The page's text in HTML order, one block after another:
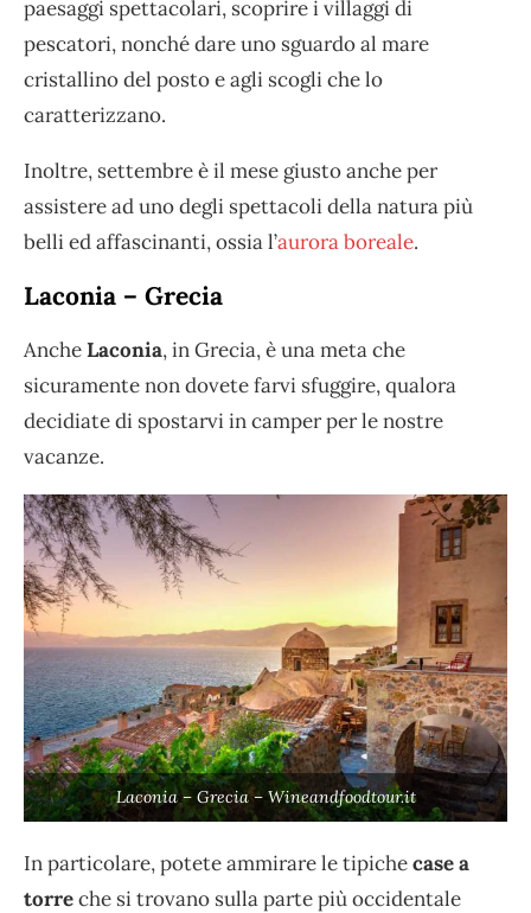
paesaggi spettacolari, scoprire i villaggi di
pescatori, nonché dare uno sguardo al mare
cristallino del posto e agli scogli che lo
caratterizzano.
Inoltre, settembre è il mese giusto anche per
assistere ad uno degli spettacoli della natura più
belli ed affascinanti, ossia l’aurora boreale.
Laconia – Grecia
AncheLaconia, in Grecia, è una meta che
sicuramente non dovete farvi sfuggire, qualora
decidiate di spostarvi in camper per le nostre
vacanze.
Laconia – Grecia – Wineandfoodtour.it
In particolare, potete ammirare le tipichecase a
torreche si trovano sulla parte più occidentale